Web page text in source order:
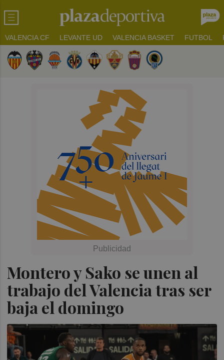
VALENCIA CF LEVANTE UD VALENCIA BASKET FUTBOL
Montero y Sako se unen al
trabajo del Valencia tras ser
baja el domingo